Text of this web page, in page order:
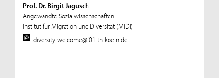
Prof. Dr. Birgit Jagusch
Angewandte Sozialwissenschaften
Institut für Migration und Diversität (MIDI)
diversity-welcome@f01.th-koeln.de